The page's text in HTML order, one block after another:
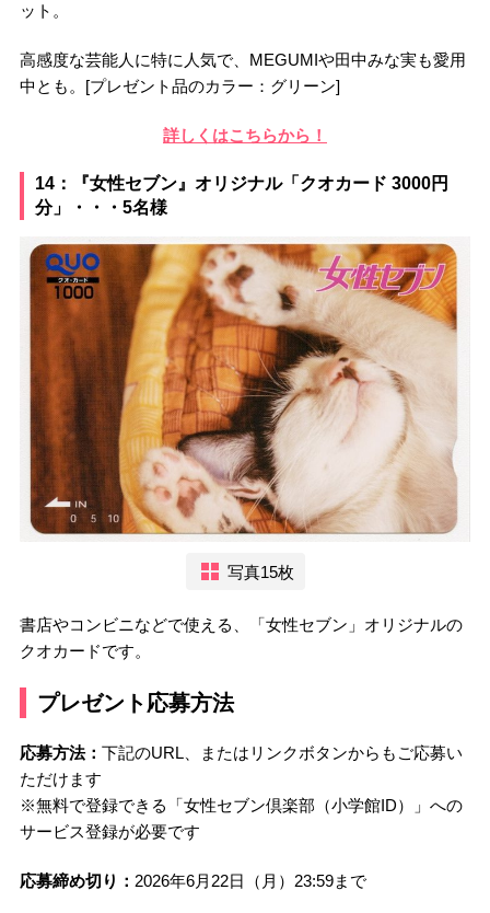
ット。
高感度な芸能人に特に人気で、MEGUMIや田中みな実も愛用
中とも。[プレゼント品のカラー：グリーン]
詳しくはこちらから！
14：『女性セブン』オリジナル「クオカード 3000円
分」・・・5名様
写真15枚
書店やコンビニなどで使える、「女性セブン」オリジナルの
クオカードです。
プレゼント応募方法
応募方法： 下記のURL、またはリンクボタンからもご応募い
ただけます
※無料で登録できる「女性セブン倶楽部（小学館ID）」への
サービス登録が必要です
応募締め切り： 2026年6月22日（月）23:59まで